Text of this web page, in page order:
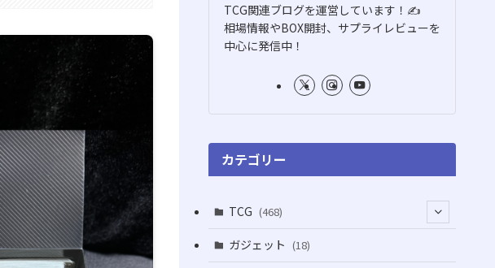
TCG関連ブログを運営しています！✍️
相場情報やBOX開封、サプライレビューを
中心に発信中！
カテゴリー
TCG (468)
(16)
ガジェット (18)